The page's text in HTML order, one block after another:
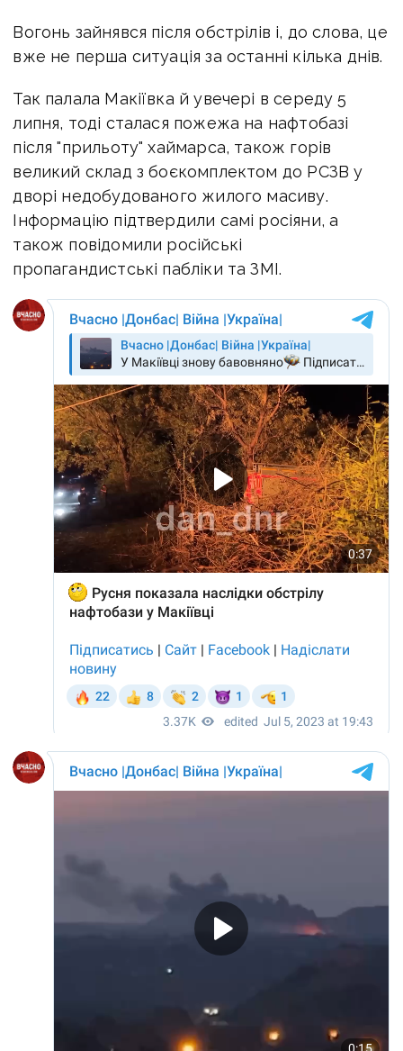
Вогонь зайнявся після обстрілів і, до слова, це
вже не перша ситуація за останні кілька днів.
Так палала Макіївка й увечері в середу 5
липня, тоді сталася пожежа на нафтобазі
після "прильоту" хаймарса, також горів
великий склад з боєкомплектом до РСЗВ у
дворі недобудованого жилого масиву.
Інформацію підтвердили самі росіяни, а
також повідомили російські
пропагандистські пабліки та ЗМІ.